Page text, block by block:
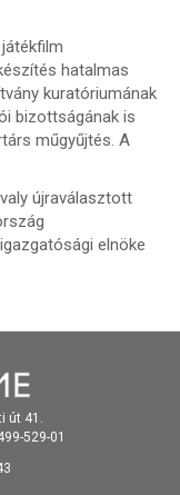
hatalmas
kuratóriumának
bizottságának is
műgyűjtés. A
újraválasztott
elnöke
út 41.
529-01